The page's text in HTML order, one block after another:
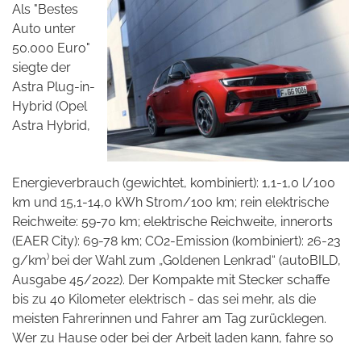
Als "Bestes
Auto unter
50.000 Euro"
siegte der
Astra Plug-in-
Hybrid (Opel
Astra Hybrid,
Energieverbrauch (gewichtet, kombiniert): 1,1-1,0 l/100
km und 15,1-14,0 kWh Strom/100 km; rein elektrische
Reichweite: 59-70 km; elektrische Reichweite, innerorts
(EAER City): 69-78 km; CO2-Emission (kombiniert): 26-23
g/km) bei der Wahl zum „Goldenen Lenkrad“ (autoBILD,
Ausgabe 45/2022). Der Kompakte mit Stecker schaffe
bis zu 40 Kilometer elektrisch - das sei mehr, als die
meisten Fahrerinnen und Fahrer am Tag zurücklegen.
Wer zu Hause oder bei der Arbeit laden kann, fahre so